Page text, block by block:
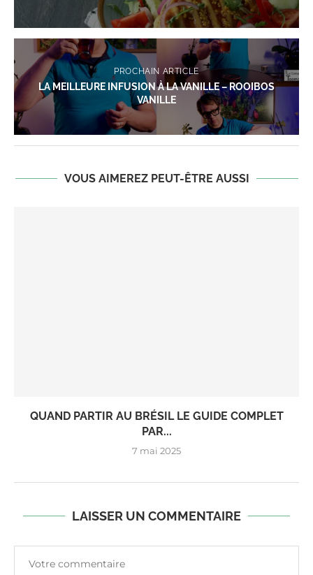
PROCHAIN ARTICLE
LA MEILLEURE INFUSION À LA VANILLE – ROOIBOS
VANILLE
VOUS AIMEREZ PEUT-ÊTRE AUSSI
QUAND PARTIR AU BRÉSIL LE GUIDE COMPLET
PAR...
7 mai 2025
LAISSER UN COMMENTAIRE